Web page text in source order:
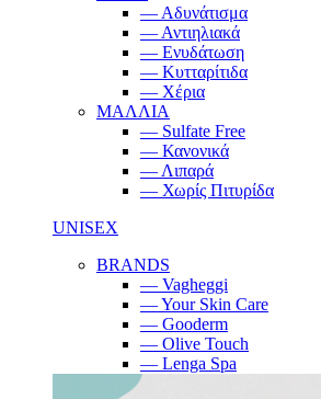
— Αδυνάτισμα
— Αντιηλιακά
— Ενυδάτωση
— Κυτταρίτιδα
— Χέρια
ΜΑΛΛΙΑ
— Sulfate Free
— Κανονικά
— Λιπαρά
— Χωρίς Πιτυρίδα
UNISEX
BRANDS
— Vagheggi
— Your Skin Care
— Gooderm
— Olive Touch
— Lenga Spa